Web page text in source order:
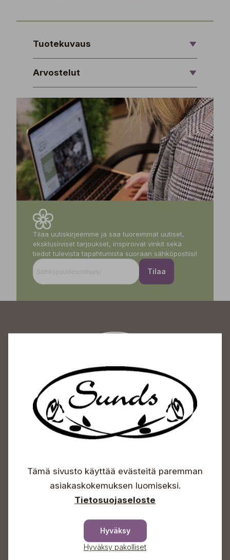
Tuotekuvaus
Arvostelut
Tilaa uutiskirjeemme ja saa tuoreimmat uutiset,
eksklusiiviset tarjoukset, inspiroivat vinkit sekä
tiedot tulevista tapahtumista suoraan sähköpostiisi!
Tilaa
Sundin Puutarhakeskus
Avoinna
Arkisin 09-18
Lauantaisin 09-16
Sunnuntaisin Itsepalvelu
+358 50 388 9592
info(a)sunds.fi
Tämä sivusto käyttää evästeitä paremman
asiakaskokemuksen luomiseksi.
Tietosuojaseloste
Hyväksy
Hyväksy pakolliset